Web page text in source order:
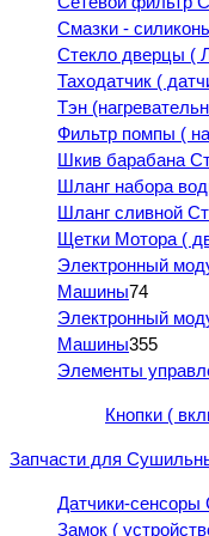
Смазки -
Стекло дверцы (
Таходатчик (
Тэн
Фильтр помпы (
Шкив барабана
Шланг набора
Шланг сливной
Щетки Мотора (
Электронный
Машины74
Электронный
Машины355
Элементы
Кнопки (
Запчасти для
Датчики-
Замок (